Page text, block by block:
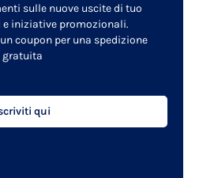
sulle nuove uscite di tuo
e iniziative promozionali.
coupon per una spedizione
gratuita
qui